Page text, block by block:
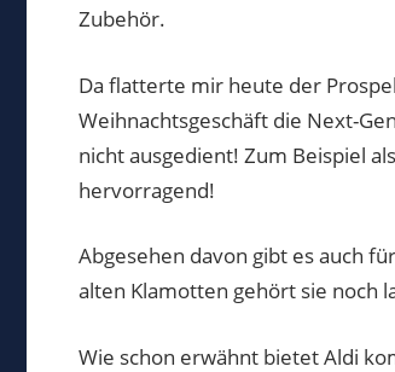
Zubehör.
Da flatterte mir heute der
Weihnachtsgeschäft die Next-
nicht ausgedient! Zum Beispiel
hervorragend!
Abgesehen davon gibt es auch
alten Klamotten gehört sie noch
Wie schon erwähnt bietet Aldi